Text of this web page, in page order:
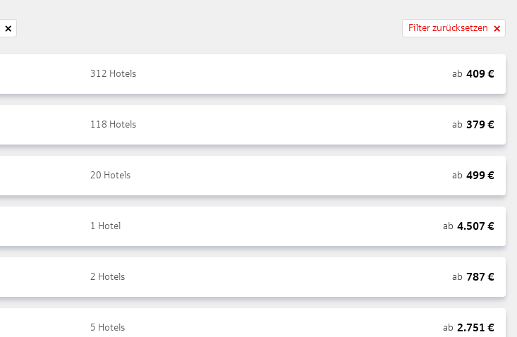
Filter zurücksetzen
312 Hotels ab 409€
118 Hotels ab 379€
20 Hotels ab 499€
1 Hotel ab 4.507 €
2 Hotels ab 787 €
5 Hotels ab 2.751 €